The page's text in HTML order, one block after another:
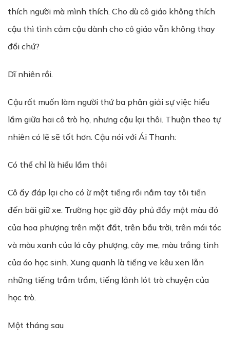
thích người mà mình thích. Cho dù cô giáo không thích
cậu thì tình cảm cậu dành cho cô giáo vẫn không thay
đổi chứ?
Dĩ nhiên rồi.
Cậu rất muốn làm người thứ ba phân giải sự việc hiểu
lầm giữa hai cô trò họ, nhưng cậu lại thôi. Thuận theo tự
nhiên có lẽ sẽ tốt hơn. Cậu nói với Ái Thanh:
Có thể chỉ là hiểu lầm thôi
Cô ấy đáp lại cho có ừ một tiếng rồi nắm tay tôi tiến
đến bãi giữ xe. Trường học giờ đây phủ đầy một màu đỏ
của hoa phượng trên mặt đất, trên bầu trời, trên mái tóc
và màu xanh của lá cây phượng, cây me, màu trắng tinh
của áo học sinh. Xung quanh là tiếng ve kêu xen lẫn
những tiếng trầm trầm, tiếng lảnh lót trò chuyện của
học trò.
Một tháng sau